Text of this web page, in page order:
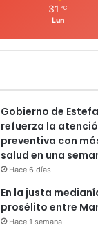
31 ℃
Lun
Gobierno de
refuerza la
preventiva con
salud en una
Hace 6 días
En la justa
prosélito entre
Hace 1 semana